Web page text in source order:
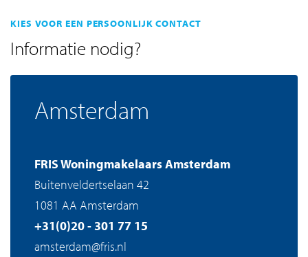
KIES VOOR EEN PERSOONLIJK CONTACT
Informatie nodig?
Amsterdam
FRIS Woningmakelaars Amsterdam
Buitenveldertselaan 42
1081 AA Amsterdam
+31(0)20 - 301 77 15
amsterdam@fris.nl